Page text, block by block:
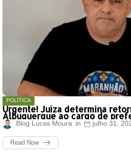
POLÍTICA
Urgente! Juíza determina
Albuquerque ao cargo de
Blog Lucas Moura julho 31,
Read Now